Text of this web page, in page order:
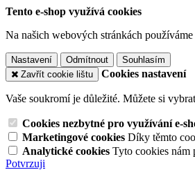
Tento e-shop využívá cookies
Na našich webových stránkách
Nastavení Odmítnout
Souhlasím
Zavřít cookie lištu
Cookies nastavení
Vaše soukromí je důležité. Můžete si
Cookies nezbytné pro využívání e-
Marketingové cookies Díky těmto
Analytické cookies Tyto cookies nám
Potvrzuji